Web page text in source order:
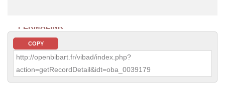
PERMALINK
COPY
http://openbibart.fr/vibad/index.php?
action=getRecordDetail&idt=oba_0039179